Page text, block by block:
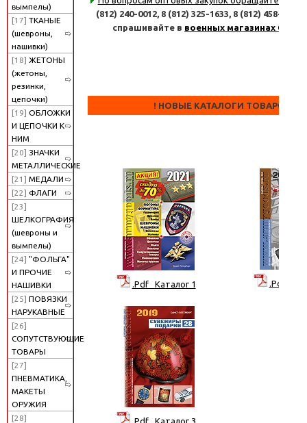
вымпелы)
[17] ТКАНЫЕ
(шевроны,
нашивки)
[18] ЖЕТОНЫ
(жетоны,
резинки,
цепочки)
[19] ОБЛОЖКИ
И ЦЕПОЧКИ К
НИМ
[20] ЗНАЧКИ
МЕТАЛЛИЧЕСКИЕ
[21] МЕДАЛИ
[22] ФЛАГИ
[23]
ШЕЛКОГРАФИЯ
(шевроны и
вымпелы)
[24] "ФОЛЬГА"
И ПРОЧИЕ
НАШИВКИ
[25] ПОВЯЗКИ
НАРУКАВНЫЕ
[26]
СОПУТСТВУЮЩИЕ
ТОВАРЫ
[27]
ПНЕВМАТИКА,
МАКЕТЫ
ОРУЖИЯ
[28]
(812) 240-0012, 8 (812) 325-1633, 8 (812) 458-8347
спрашивайте в военных магазинах СПб
! НОВЫЕ КАТАЛОГИ ТОВАРОВ !
.Pdf Каталог 1 .Pdf
.Pdf Каталог 3